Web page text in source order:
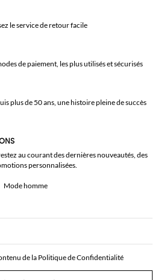
le service de retour facile
de paiement, les plus utilisés et sécurisés
plus de 50 ans, une histoire pleine de succès
au courant des dernières nouveautés, des
personnalisées.
Mode homme
de la Politique de Confidentialité